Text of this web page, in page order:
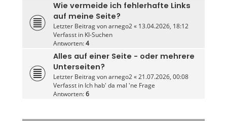
Wie vermeide ich fehlerhafte Links
auf meine Seite?
Letzter Beitrag vonarnego2« 13.04.2026, 18:12
Verfasst in KI-Suchen
Antworten:4
Alles auf einer Seite - oder mehrere
Unterseiten?
Letzter Beitrag vonarnego2«21.07.2026, 00:08
Verfasst in Ich hab' da mal 'ne Frage
Antworten:6